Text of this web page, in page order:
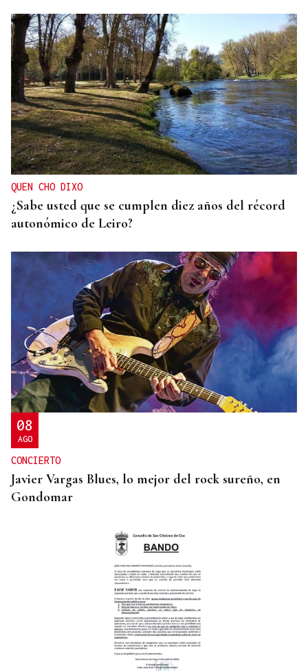
HIDROCARBUROS
La OPEP+ sigue ampliando la oferta de petróleo
para estabilizar el mercado
QUEN CHO DIXO
¿Sabe usted que se cumplen diez años del récord
autonómico de Leiro?
08
AGO
CONCIERTO
Javier Vargas Blues, lo mejor del rock sureño, en
Gondomar